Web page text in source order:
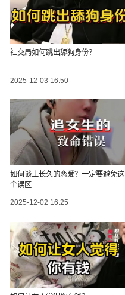
社交局如何跳出舔狗身份？
2025-12-03 16:50
如何谈上长久的恋爱？一定要避免这
个误区
2025-12-02 16:25